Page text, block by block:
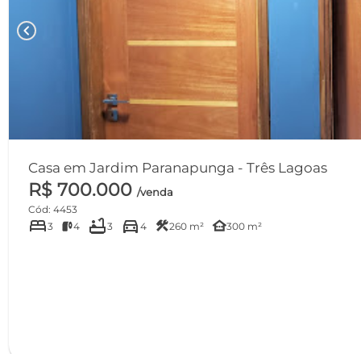
chevron_left
Casa em Jardim Paranapunga - Três Lagoas
R$ 700.000 /venda
Cód: 4453
bed3 4 bathtub3 directions_car 4 construction260 m² other_houses300 m²